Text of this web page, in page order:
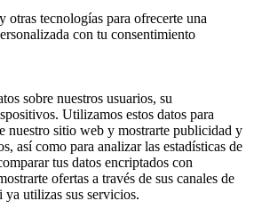
otras tecnologías para ofrecerte una
con tu consentimiento
sobre nuestros usuarios, su
Utilizamos estos datos para
nuestro sitio web y mostrarte publicidad y
así como para analizar las estadísticas de
tus datos encriptados con
ofertas a través de sus canales de
utilizas sus servicios.